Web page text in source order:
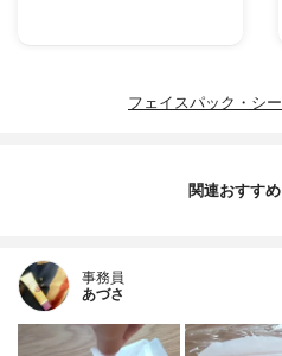
フェイスパック・シ
関連おすす
事務員
あづさ